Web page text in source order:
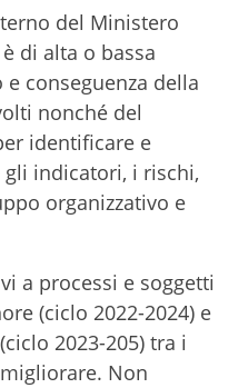
del Ministero
di alta o bassa
conseguenza della
nonché del
identificare e
indicatori, i rischi,
organizzativo e
a processi e soggetti
(ciclo 2022-2024) e
2023-205) tra i
Non